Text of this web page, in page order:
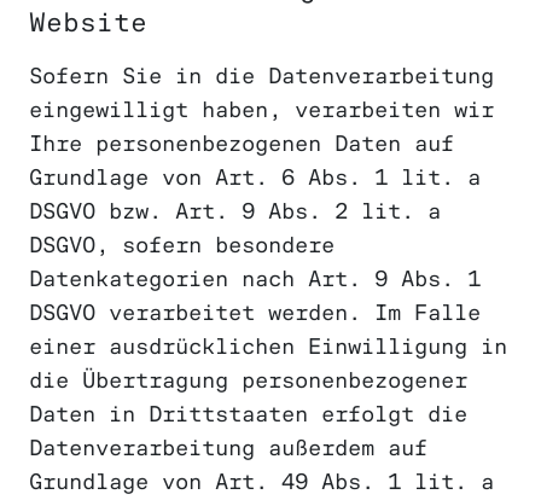
Website
Sofern Sie in die Datenverarbeitung
eingewilligt haben, verarbeiten wir
Ihre personenbezogenen Daten auf
Grundlage von Art. 6 Abs. 1 lit. a
DSGVO bzw. Art. 9 Abs. 2 lit. a
DSGVO, sofern besondere
Datenkategorien nach Art. 9 Abs. 1
DSGVO verarbeitet werden. Im Falle
einer ausdrücklichen Einwilligung in
die Übertragung personenbezogener
Daten in Drittstaaten erfolgt die
Datenverarbeitung außerdem auf
Grundlage von Art. 49 Abs. 1 lit. a